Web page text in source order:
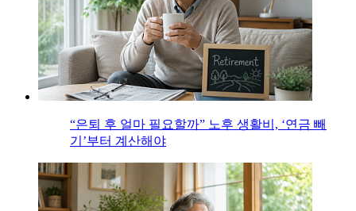
“은퇴 후 얼마 필요할까” 노후 생활비, ‘연금 빼
기’부터 계산해야